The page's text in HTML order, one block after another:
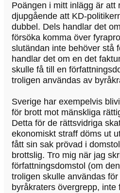
Poängen i mitt inlägg är att
djupgående att KD-
dubbel. Dels handlar det
försöka komma över
slutändan inte behöver stå
handlar det om en det
skulle få till en
troligen användas av
Sverige har exempelvis
för brott mot mänskliga
Detta för de rättsvidriga
ekonomiskt straff döms ut
fått sin sak prövad i
brottslig. Tro mig när jag
författningsdomstol (om
troligen skulle användas
byråkraters övergrepp, inte